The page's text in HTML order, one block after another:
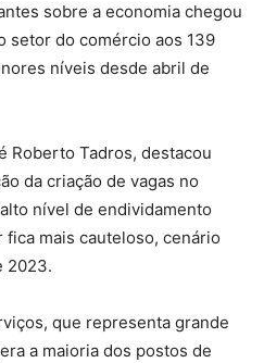
sobre a economia chegou
setor do comércio aos 139
níveis desde abril de
Roberto Tadros, destacou
da criação de vagas no
nível de endividamento
mais cauteloso, cenário
2023.
que representa grande
a maioria dos postos de